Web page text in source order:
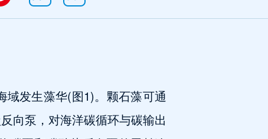
域发生藻华(图1)。颗石藻可通
向泵，对海洋碳循环与碳输出